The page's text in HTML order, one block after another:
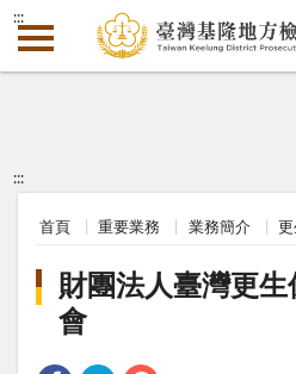
:::
:::
首頁 重要業務 業務簡介
財團法人臺灣更
會